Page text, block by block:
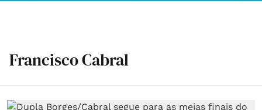
Francisco Cabral